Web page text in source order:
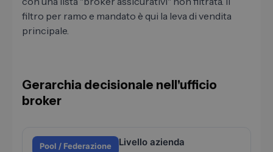
filtro per ramo e mandato è qui la leva di vendita
principale.
Gerarchia decisionale nell'ufficio
broker
Pool / Federazione Livello azienda